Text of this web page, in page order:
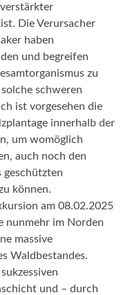
Die Verursacher
haben
und begreifen
zu
schweren
ist vorgesehen die
innerhalb der
um womöglich
auch noch den
geschützten
können.
am 08.02.2025
nunmehr im Norden
massive
Waldbestandes.
und – durch